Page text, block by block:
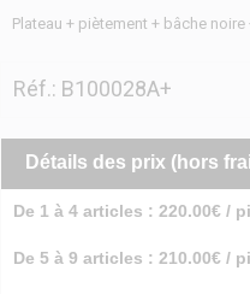
Plateau + piètement + bâche noire
Réf.: B100028A+
Détails des prix (hors
De 1 à 4 articles : 220.00€ /
De 5 à 9 articles : 210.00€ /